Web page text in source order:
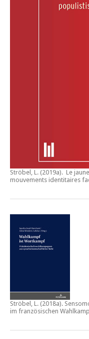
Ströbel, L. (2019a). Le
mouvements identitaires
Ströbel, L. (2018a).
im französischen